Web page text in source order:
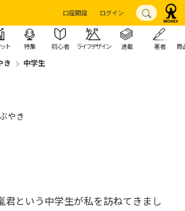
口座開設 ログイン
ト 特集 初心者 ライフデザイン 連載 著者 商
き 中学生
やき
君という中学生が私を訪ねてきまし